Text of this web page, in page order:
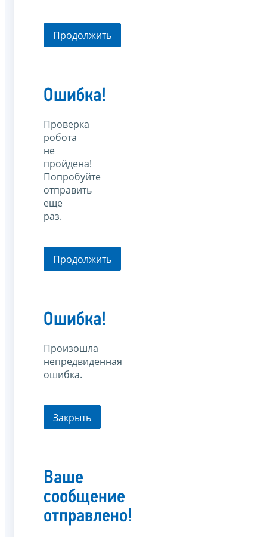
Продолжить
Ошибка!
Проверка
робота
не
пройдена!
Попробуйте
отправить
еще
раз.
Продолжить
Ошибка!
Произошла
непредвиденная
ошибка.
Закрыть
Ваше
сообщение
отправлено!